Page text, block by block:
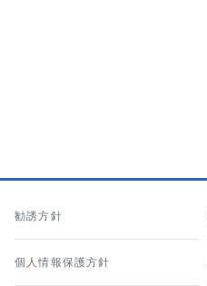
勧誘方針
個人情報保護方針